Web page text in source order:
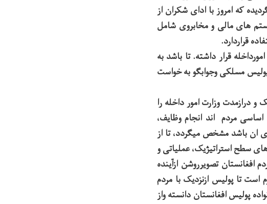
که امروز با ادای شکران از
ونیمز پیژنتون ، بایو متریک،119وتمامی سیستم های مالی و مخابروی شامل
قراردارد.
قرار داشته. تا باشد به
مسلکی وجوابگو به خواست
و درازمدت وزارت امور داخله را
مردم اند انجام وظایف،
ان باشد مشخص میگردد، تا از
سطح استراتیژیک، عملیاتی و
تصویرروشن ازآینده
است تا پولیس ازنزدیک با مردم
پولیس افغانستان دانسته واز